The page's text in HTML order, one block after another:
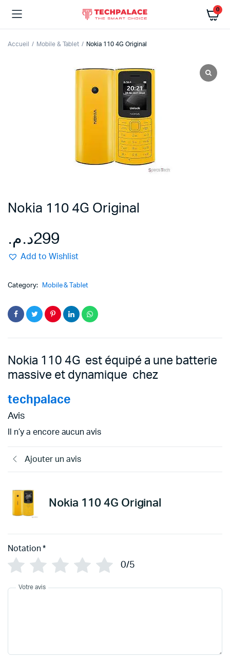
0
Accueil Mobile & Tablet Nokia 110 4G Original
Nokia 110 4G Original
299د.م.
Add to Wishlist
Category: Mobile & Tablet
Nokia 110 4G est équipé a une batterie
massive et dynamique chez
techpalace
Avis
Il n’y a encore aucun avis
Ajouter un avis
Nokia 110 4G Original
Notation *
0/5
Votre avis